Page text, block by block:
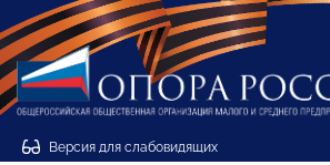
Версия для слабовидящих